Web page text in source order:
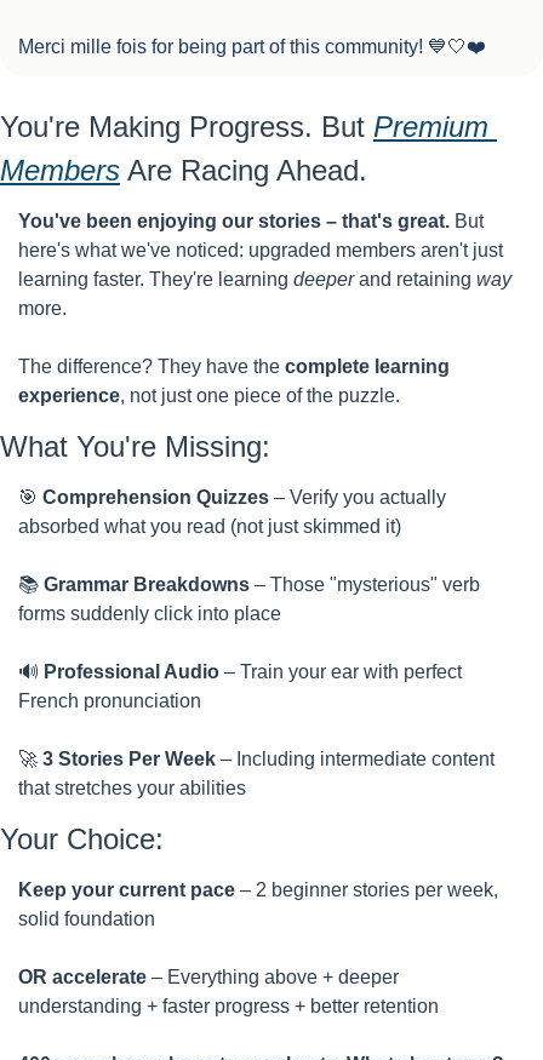
Merci mille fois for being part of this community! 💙🤍❤️
You're Making Progress. But Premium
Members Are Racing Ahead.
You've been enjoying our stories – that's great. But
here's what we've noticed: upgraded members aren't just
learning faster. They're learning deeper and retaining way
more.
The difference? They have the complete learning
experience, not just one piece of the puzzle.
What You're Missing:
🎯 Comprehension Quizzes – Verify you actually
absorbed what you read (not just skimmed it)
📚 Grammar Breakdowns – Those "mysterious" verb
forms suddenly click into place
🔊 Professional Audio – Train your ear with perfect
French pronunciation
🚀 3 Stories Per Week – Including intermediate content
that stretches your abilities
Your Choice:
Keep your current pace – 2 beginner stories per week,
solid foundation
OR accelerate – Everything above + deeper
understanding + faster progress + better retention